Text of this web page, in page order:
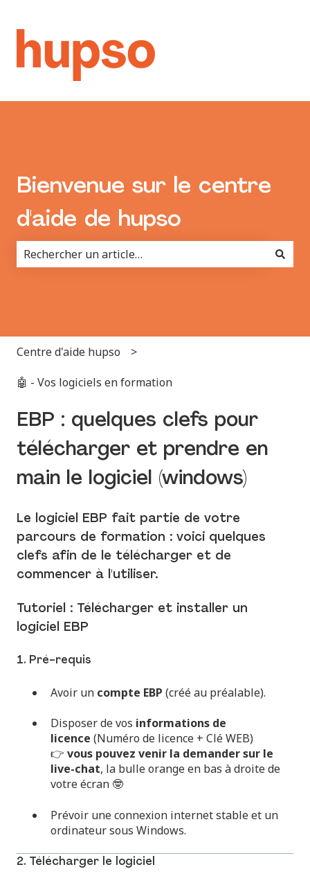
Bienvenue sur le centre
d'aide de hupso
Centre d'aide hupso
🤖 - Vos logiciels en formation
EBP : quelques clefs pour
télécharger et prendre en
main le logiciel (windows)
Le logiciel EBP fait partie de votre
parcours de formation : voici quelques
clefs afin de le télécharger et de
commencer à l'utiliser.
Tutoriel : Télécharger et installer un
logiciel EBP
1. Pré-requis
Avoir un compte EBP (créé au préalable).
Disposer de vos informations de
licence (Numéro de licence + Clé WEB)
👉 vous pouvez venir la demander sur le
live-chat, la bulle orange en bas à droite de
votre écran 🤓
Prévoir une connexion internet stable et un
ordinateur sous Windows.
2. Télécharger le logiciel